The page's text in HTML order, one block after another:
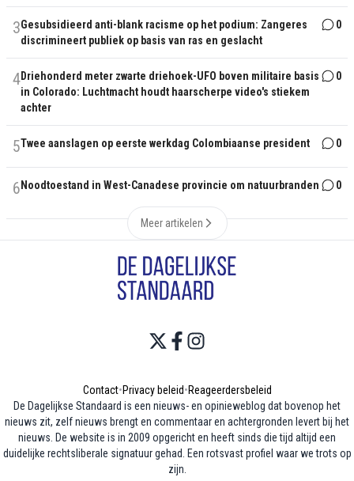
3Gesubsidieerd anti-blank racisme op het podium: Zangeres
discrimineert publiek op basis van ras en geslacht
0
4Driehonderd meter zwarte driehoek-UFO boven militaire basis
in Colorado: Luchtmacht houdt haarscherpe video's stiekem
achter
0
5Twee aanslagen op eerste werkdag Colombiaanse president 0
6 Noodtoestand in West-Canadese provincie om natuurbranden 0
Meer artikelen
Contact•Privacy beleid•Reageerdersbeleid
De Dagelijkse Standaard is een nieuws- en opinieweblog dat bovenop het
nieuws zit, zelf nieuws brengt en commentaar en achtergronden levert bij het
nieuws. De website is in 2009 opgericht en heeft sinds die tijd altijd een
duidelijke rechtsliberale signatuur gehad. Een rotsvast profiel waar we trots op
zijn.